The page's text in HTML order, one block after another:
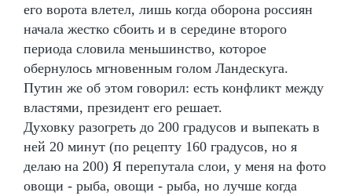
его ворота влетел, лишь когда оборона россиян
начала жестко сбоить и в середине второго
периода словила меньшинство, которое
обернулось мгновенным голом Ландескуга.
Путин же об этом говорил: есть конфликт между
властями, президент его решает.
Духовку разогреть до 200 градусов и выпекать в
ней 20 минут (по рецепту 160 градусов, но я
делаю на 200) Я перепутала слои, у меня на фото
овощи - рыба, овощи - рыба, но лучше когда